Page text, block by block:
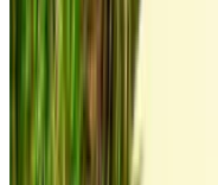
Euro
MAD 1600
/ dag
250 km